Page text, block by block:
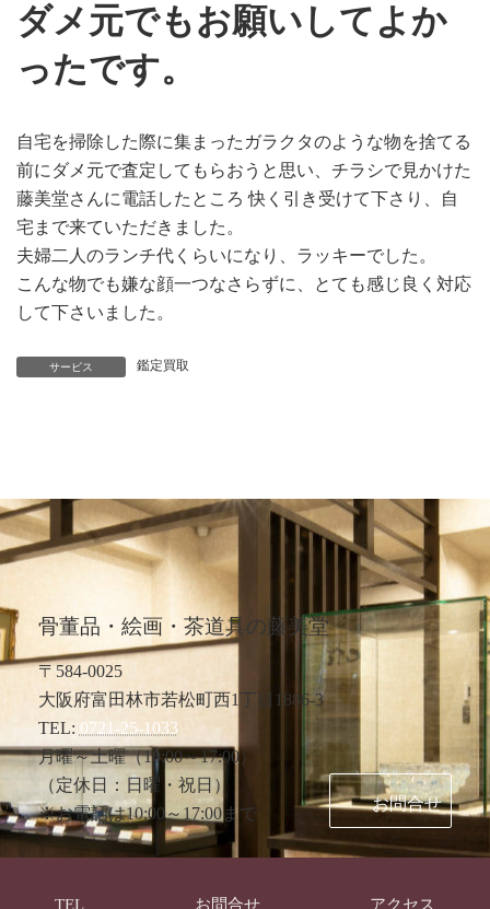
ダメ元でもお願いしてよか
ったです。
自宅を掃除した際に集まったガラクタのような物を捨てる
前にダメ元で査定してもらおうと思い、チラシで見かけた
藤美堂さんに電話したところ 快く引き受けて下さり、自
宅まで来ていただきました。
夫婦二人のランチ代くらいになり、ラッキーでした。
こんな物でも嫌な顔一つなさらずに、とても感じ良く対応
して下さいました。
サービス 鑑定買取
骨董品・絵画・茶道具の藤美堂
〒584-0025
大阪府富田林市若松町西1丁目1886-3
TEL: 0721-25-1033
月曜～土曜（10:00～17:00）
（定休日：日曜・祝日）
※お電話は10:00～17:00まで
お問合せ
©骨董品・絵画・茶道具の藤美堂 All Rights Reserved.
TEL お問合せ アクセス